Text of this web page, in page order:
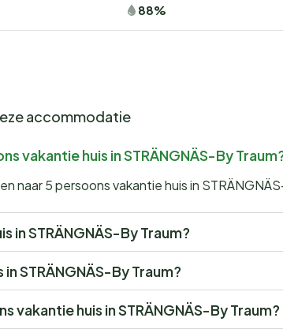
88%
accommodatie
vakantie huis in STRÄNGNÄS-By
naar 5 persoons vakantie huis in
in STRÄNGNÄS-By Traum?
STRÄNGNÄS-By Traum?
huis in STRÄNGNÄS-By Traum?